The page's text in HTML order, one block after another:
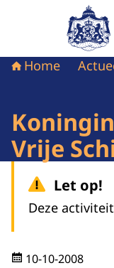
Naar
Home
Vrije
Let op!
Deze
10-10-2008